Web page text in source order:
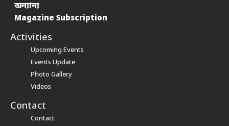
অন্যান্য
Magazine Subscription
Activities
Upcoming Events
Events Update
Photo Gallery
Videos
Contact
Contact